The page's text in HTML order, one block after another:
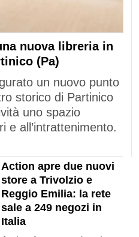
nuova libreria in
(Pa)
un nuovo punto
storico di Partinico
uno spazio
e all’intrattenimento.
Action apre due nuovi
store a Trivolzio e
Reggio Emilia: la rete
sale a 249 negozi in
Italia